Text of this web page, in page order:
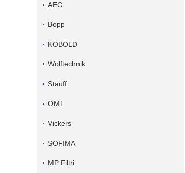
AEG
Bopp
KOBOLD
Wolftechnik
Stauff
OMT
Vickers
SOFIMA
MP Filtri